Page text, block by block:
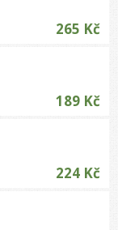
265 Kč
189 Kč
224 Kč